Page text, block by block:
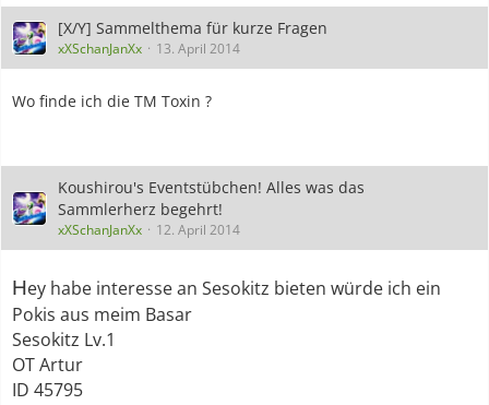
[X/Y] Sammelthema für kurze Fragen
xXSchanJanXx 13. April 2014
Wo finde ich die TM Toxin ?
Koushirou's Eventstübchen! Alles was das
Sammlerherz begehrt!
xXSchanJanXx 12. April 2014
Hey habe interesse an Sesokitz bieten würde ich ein
Pokis aus meim Basar
Sesokitz Lv.1
OT Artur
ID 45795